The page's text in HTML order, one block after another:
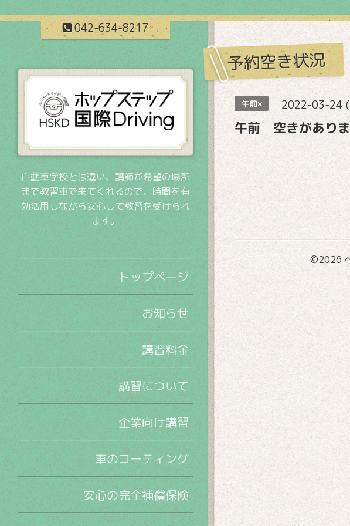
042-634-8217
予約空き状況
午前× 2022-03-24
午前 空きがありま
©2026
自動車学校とは違い、講師が希望の場所
まで教習車で来てくれるので、時間を有
効活用しながら安心して教習を受けられ
ます。
トップページ
お知らせ
講習料金
講習について
企業向け講習
車のコーティング
安心の完全補償保険